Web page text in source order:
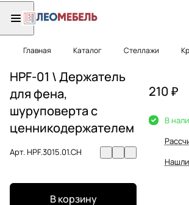
Главная Каталог Стеллажи
HPF-01 \ Держатель
для фена,
шуруповерта с
ценникодержателем
Арт.HPF.3015.01.CH
В корзину
210 ₽
В